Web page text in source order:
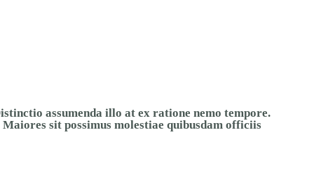
assumenda illo at ex ratione nemo tempore.
sit possimus molestiae quibusdam officiis